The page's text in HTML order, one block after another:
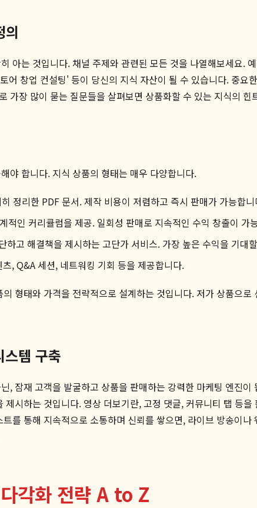
의
아는 것입니다. 채널 주제와 관련된 모든 것을 나열해보세요.
어 창업 컨설팅' 등이 당신의 지식 자산이 될 수 있습니다. 중
가장 많이 묻는 질문들을 살펴보면 상품화할 수 있는 지식의 힌
야 합니다. 지식 상품의 형태는 매우 다양합니다.
정리한 PDF 문서. 제작 비용이 저렴하고 즉시 판매가 가능합
적인 커리큘럼을 제공. 일회성 판매로 지속적인 수익 창출이 가
하고 해결책을 제시하는 고단가 서비스. 가장 높은 수익을 기대
, Q&A 세션, 네트워킹 기회 등을 제공합니다.
형태와 가격을 전략적으로 설계하는 것입니다. 저가 상품으
템 구축
, 잠재 고객을 발굴하고 상품을 판매하는 강력한 마케팅 엔진
시하는 것입니다. 영상 더보기란, 고정 댓글, 커뮤니티 탭 등
를 통해 지속적으로 소통하며 신뢰를 쌓으면, 라이브 방송이
각화 전략 A to Z